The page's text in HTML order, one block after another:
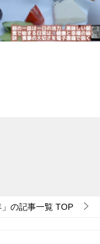
」の記事一覧 TOP